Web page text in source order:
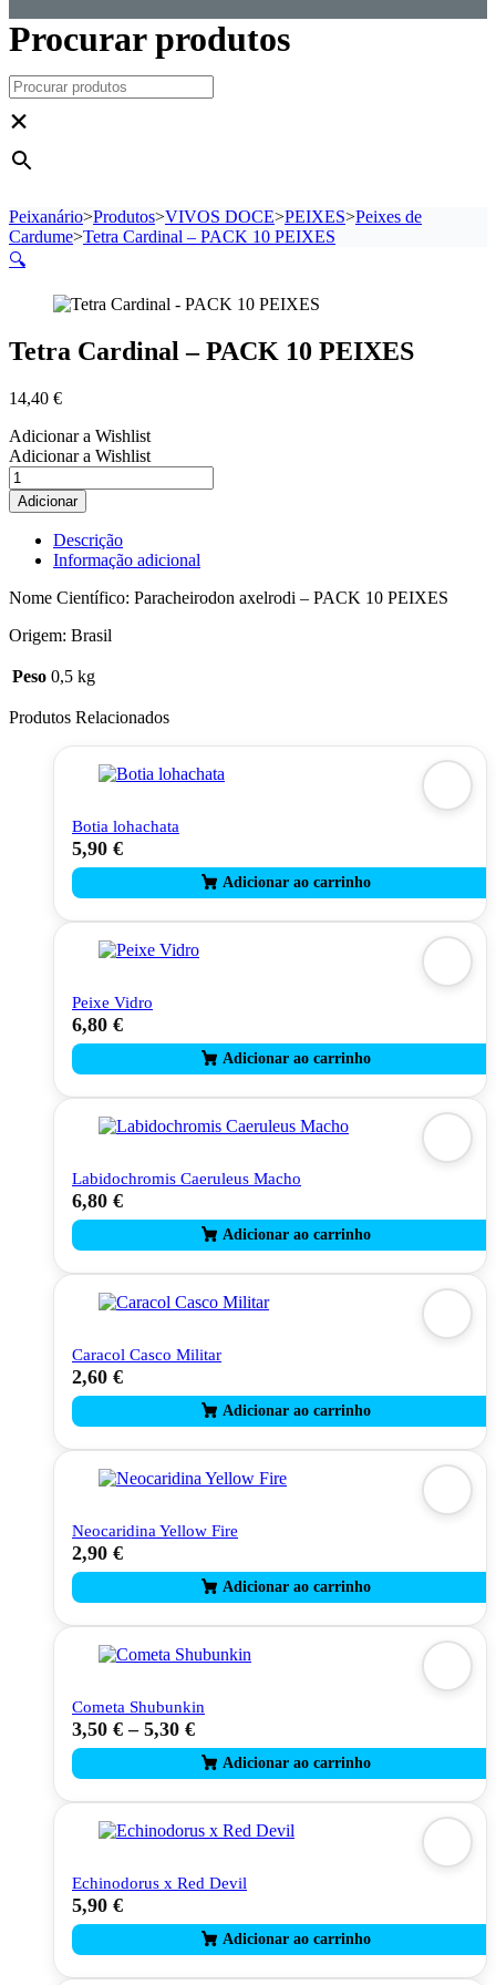
Procurar produtos
×
Peixanário>Produtos>VIVOS DOCE>PEIXES>Peixes de
Cardume>Tetra Cardinal – PACK 10 PEIXES
🔍
Tetra Cardinal – PACK 10 PEIXES
14,40 €
Adicionar a Wishlist
Adicionar a Wishlist
Quantidade
de
Tetra
Cardinal
PACK
10
Adicionar
Descrição
Informação adicional
Nome Científico: Paracheirodon axelrodi – PACK 10 PEIXES
Origem: Brasil
Peso 0,5 kg
Produtos Relacionados
Botia lohachata
5,90 €
Peixe Vidro
6,80 €
Labidochromis Caeruleus Macho
6,80 €
Caracol Casco Militar
2,60 €
Neocaridina Yellow Fire
2,90 €
Cometa Shubunkin
3,50 € – 5,30 €
This
product
has
multiple
variants.
chosen
the
Echinodorus x Red Devil
5,90 €